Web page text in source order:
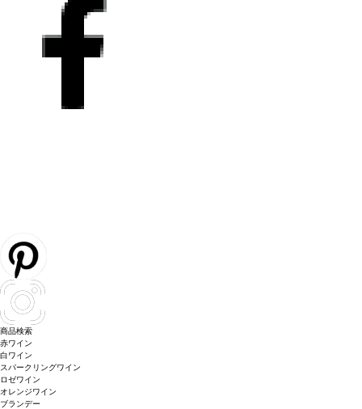
商品検索
赤ワイン
白ワイン
スパークリングワイン
ロゼワイン
オレンジワイン
ブランデー